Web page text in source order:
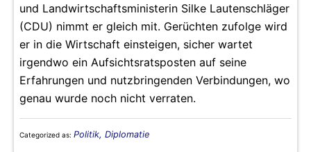
und Landwirtschaftsministerin Silke Lautenschläger
(CDU) nimmt er gleich mit. Gerüchten zufolge wird
er in die Wirtschaft einsteigen, sicher wartet
irgendwo ein Aufsichtsratsposten auf seine
Erfahrungen und nutzbringenden Verbindungen, wo
genau wurde noch nicht verraten.
Categorized as: Politik, Diplomatie